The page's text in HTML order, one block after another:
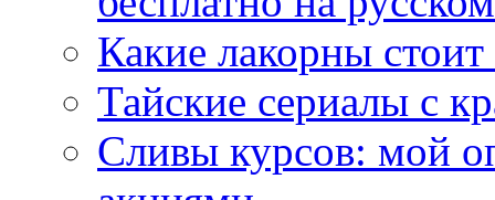
Какие лакорны
Тайские сериалы с
Сливы курсов: мой